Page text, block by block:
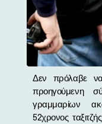
Δεν πρόλαβε να περάσει ούτε μήνας από την
προηγούμενη
γραμμαρίων
52χρονος